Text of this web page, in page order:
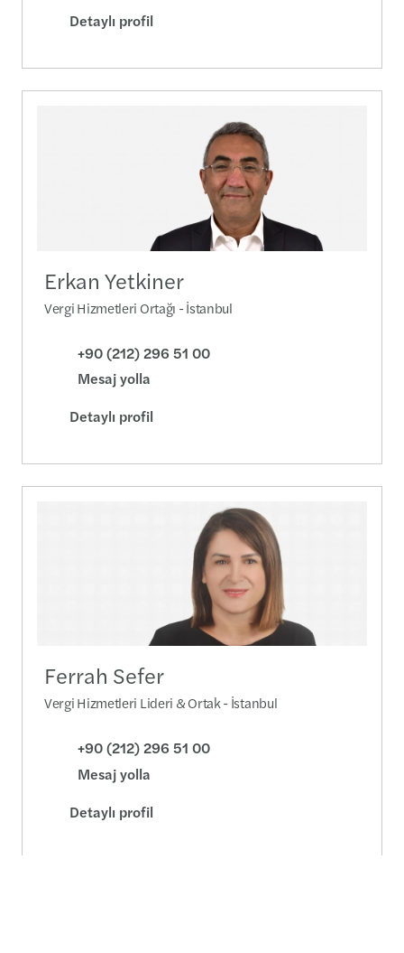
Detaylı profil
Erkan Yetkiner
Vergi Hizmetleri Ortağı - İstanbul
+90 (212) 296 51 00
Mesaj yolla
Detaylı profil
Ferrah Sefer
Vergi Hizmetleri Lideri & Ortak - İstanbul
+90 (212) 296 51 00
Mesaj yolla
Detaylı profil